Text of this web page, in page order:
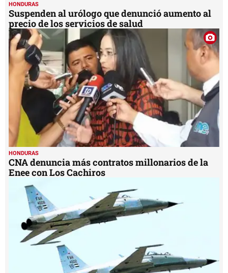
HONDURAS
Suspenden al urólogo que denunció aumento al
precio de los servicios de salud
HONDURAS
CNA denuncia más contratos millonarios de la
Enee con Los Cachiros